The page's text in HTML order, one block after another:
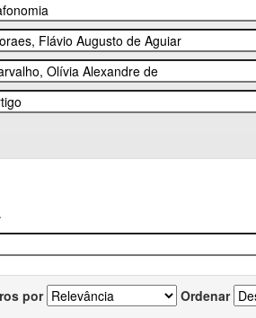
por Ordenar